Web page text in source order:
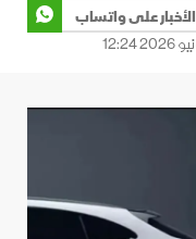
الأخبار على واتساب